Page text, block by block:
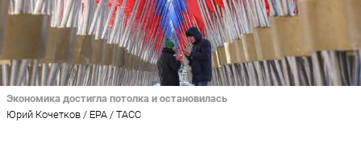
Экономика достигла потолка и остановилась
Юрий Кочетков / EPA / ТАСС